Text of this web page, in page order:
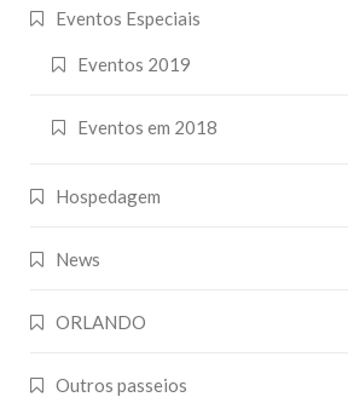
Eventos Especiais
Eventos 2019
Eventos em 2018
Hospedagem
News
ORLANDO
Outros passeios